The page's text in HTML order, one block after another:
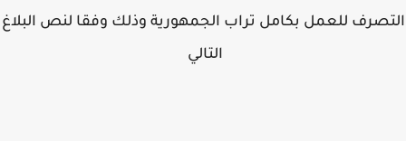
للعمل بكامل تراب الجمهورية وذلك وفقا لنص البلاغ
التالي